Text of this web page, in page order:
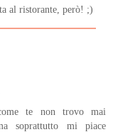
al ristorante, però! ;)
te non trovo mai
soprattutto mi piace